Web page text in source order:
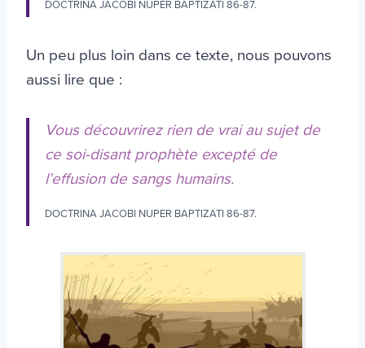
DOCTRINA JACOBI NUPER BAPTIZATI 86-87.
Un peu plus loin dans ce texte, nous pouvons
aussi lire que :
Vous découvrirez rien de vrai au sujet de
ce soi-disant prophète excepté de
l’effusion de sangs humains.
DOCTRINA JACOBI NUPER BAPTIZATI 86-87.